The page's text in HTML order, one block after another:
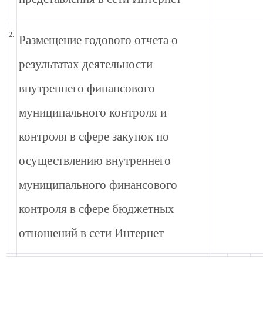
2.
Размещение годового отчета о
результатах деятельности
внутреннего финансового
муниципального контроля и
контроля в сфере закупок по
осуществлению внутреннего
муниципального финансового
контроля в сфере бюджетных
отношений в сети Интернет